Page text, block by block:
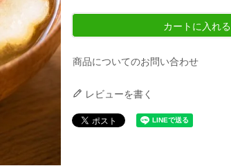
カートに入れる
商品についてのお問い合わせ
レビューを書く